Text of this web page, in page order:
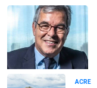
ACRE